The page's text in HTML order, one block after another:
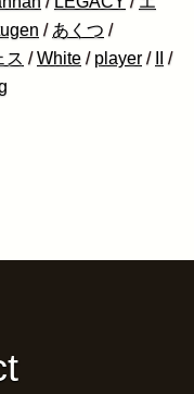
/ あくつ /
ス /White / player /
/